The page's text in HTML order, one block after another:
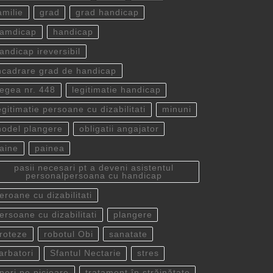
grad grad handicap
handicap
ireversibil
grad de handicap
nr. 448 legitimatie handicap
persoane cu dizabilitati minuni
plangere obligatii angajator
painea
pasii necesari pt a deveni asistentul
personalpersoana cu handicap
cu dizabilitati
cu dizabilitati plangere
robotul Obi sanatate
Sfantul Nectarie stres